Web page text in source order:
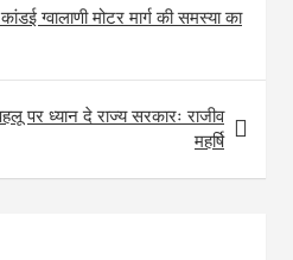
ग्वालाणी मोटर मार्ग की समस्या का
पर ध्यान दे राज्य सरकारः राजीव
महर्षि